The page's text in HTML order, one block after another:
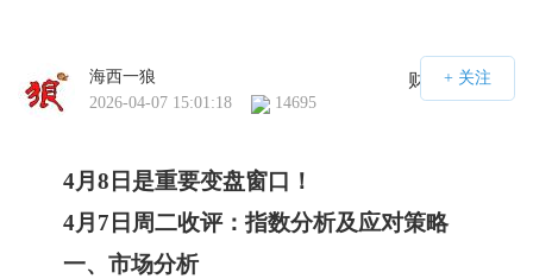
财经号APP
海西一狼
2026-04-07 15:01:18
14695
4月 8 日是重要变盘窗口！
4月 7 日周二收评：指数分析及应对策略
一、市场分析